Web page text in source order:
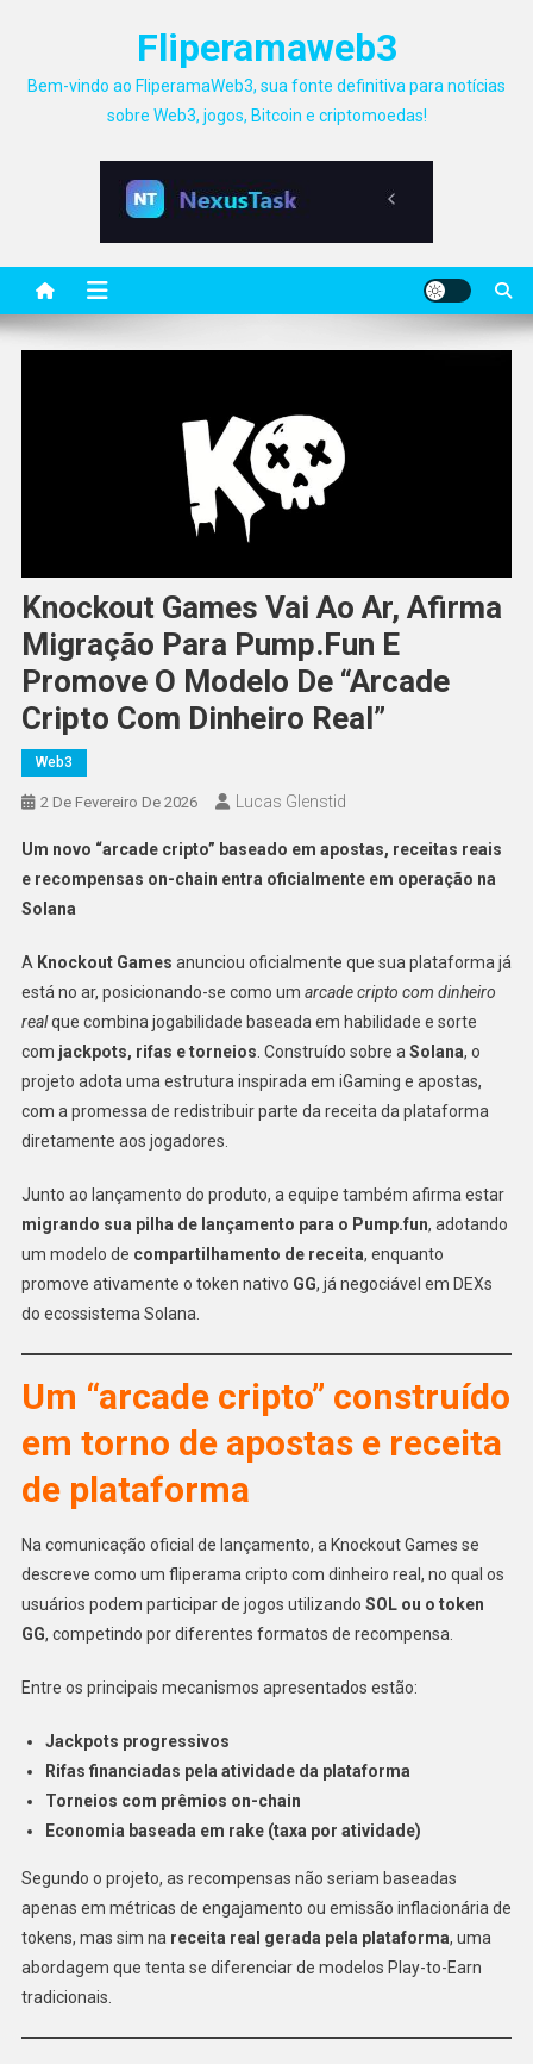
Fliperamaweb3
Bem-vindo ao FliperamaWeb3, sua fonte definitiva para notícias
sobre Web3, jogos, Bitcoin e criptomoedas!
Knockout Games Vai Ao Ar, Afirma
Migração Para Pump.fun E
Promove O Modelo De “Arcade
Cripto Com Dinheiro Real”
Web3
2 De Fevereiro De 2026 Lucas Glenstid
Um novo “arcade cripto” baseado em apostas, receitas reais
e recompensas on-chain entra oficialmente em operação na
Solana
A Knockout Games anunciou oficialmente que sua plataforma já
está no ar, posicionando-se como um arcade cripto com dinheiro
realque combina jogabilidade baseada em habilidade e sorte
com jackpots, rifas e torneios . Construído sobre a Solana, o
projeto adota uma estrutura inspirada em iGaming e apostas,
com a promessa de redistribuir parte da receita da plataforma
diretamente aos jogadores.
Junto ao lançamento do produto, a equipe também afirma estar
migrando sua pilha de lançamento para o Pump.fun, adotando
um modelo de compartilhamento de receita, enquanto
promove ativamente o token nativo GG, já negociável em DEXs
do ecossistema Solana.
Um “arcade cripto” construído
em torno de apostas e receita
de plataforma
Na comunicação oficial de lançamento, a Knockout Games se
descreve como um fliperama cripto com dinheiro real, no qual os
usuários podem participar de jogos utilizando SOL ou o token
GG, competindo por diferentes formatos de recompensa.
Entre os principais mecanismos apresentados estão:
Jackpots progressivos
Rifas financiadas pela atividade da plataforma
Torneios com prêmios on-chain
Economia baseada em rake (taxa por atividade)
Segundo o projeto, as recompensas não seriam baseadas
apenas em métricas de engajamento ou emissão inflacionária de
tokens, mas sim na receita real gerada pela plataforma, uma
abordagem que tenta se diferenciar de modelos Play-to-Earn
tradicionais.